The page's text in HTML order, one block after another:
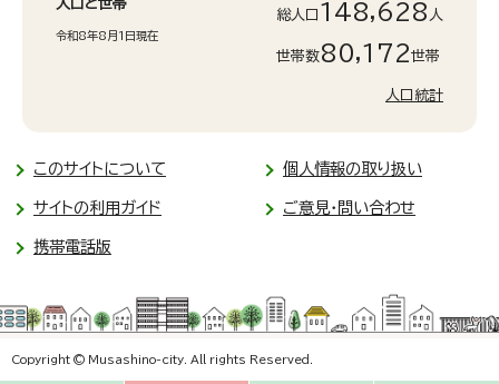
人口と世帯
令和8年8月1日現在
総人口 148,628 人
世帯数80,172世帯
人口統計
このサイトについて 個人情報の取り扱い
サイトの利用ガイド ご意見・問い合わせ
携帯電話版
Copyright © Musashino-city. All rights Reserved.